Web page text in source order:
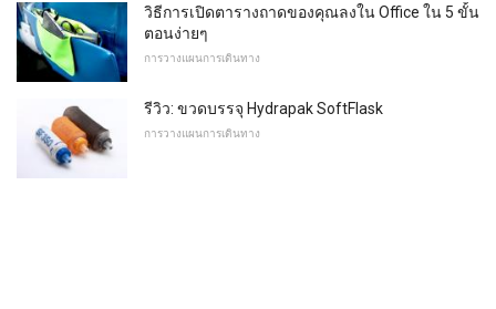
วิธีการเปิดตารางถาดของคุณลงใน Office ใน 5 ขั้น
ตอนง่ายๆ
การวางแผนการเดินทาง
รีวิว: ขวดบรรจุ Hydrapak SoftFlask
การวางแผนการเดินทาง